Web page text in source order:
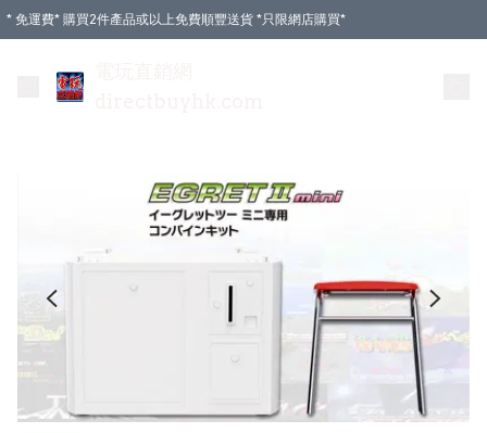
* 免運費* 購買2件產品或以上免費順豐送貨 *只限網店購買*